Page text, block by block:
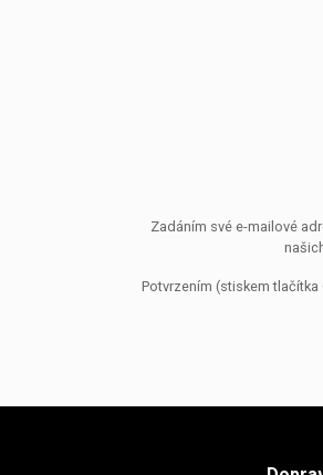
Zadáním své e-mailové
Potvrzením (stiskem